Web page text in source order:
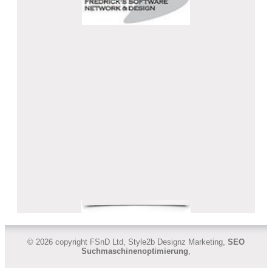
© 2026 copyright FSnD Ltd, Style2b Designz Marketing, SEO
Suchmaschinenoptimierung,